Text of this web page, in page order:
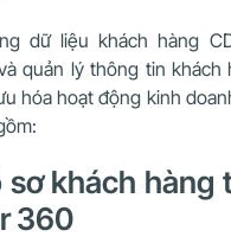
dữ liệu khách hàng
quản lý thông tin khách
hóa hoạt động kinh
sơ khách hàng
360